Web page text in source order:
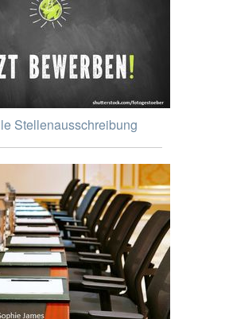
Stellenausschreibung